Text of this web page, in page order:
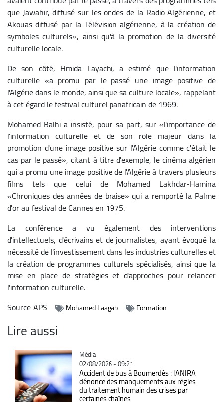
que Jawahir, diffusé sur les ondes de la Radio Algérienne, et
Akouas diffusé par la Télévision algérienne, à la création de
symboles culturels», ainsi qu'à la promotion de la diversité
culturelle locale.
De son côté, Hmida Layachi, a estimé que l'information
culturelle «a promu par le passé une image positive de
l'Algérie dans le monde, ainsi que sa culture locale», rappelant
à cet égard le festival culturel panafricain de 1969.
Mohamed Balhi a insisté, pour sa part, sur «l'importance de
l'information culturelle et de son rôle majeur dans la
promotion d'une image positive sur l'Algérie comme c'était le
cas par le passé», citant à titre d'exemple, le cinéma algérien
qui a promu une image positive de l'Algérie à travers plusieurs
films tels que celui de Mohamed Lakhdar-Hamina
«Chroniques des années de braise» qui a remporté la Palme
d'or au festival de Cannes en 1975.
La conférence a vu également des interventions
d'intellectuels, d'écrivains et de journalistes, ayant évoqué la
nécessité de l'investissement dans les industries culturelles et
la création de programmes culturels spécialisés, ainsi que la
mise en place de stratégies et d'approches pour relancer
l'information culturelle.
SourceAPS Mohamed Laagab Formation
Lire aussi
Catégorie
Média
02/08/2026 - 09:21
Accident de bus à Boumerdès : l'ANIRA
dénonce des manquements aux règles
du traitement humain des crises par
certaines chaînes